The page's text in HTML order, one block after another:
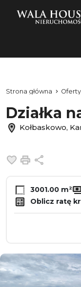
Strona główna Oferty
Działka
Kołbaskowo,
Dodaj do
Drukuj
3001.00 m²
Oblicz ratę